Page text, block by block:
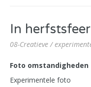
In herfstsfeer
08-Creatieve /
Foto omstandigheden
Experimentele foto